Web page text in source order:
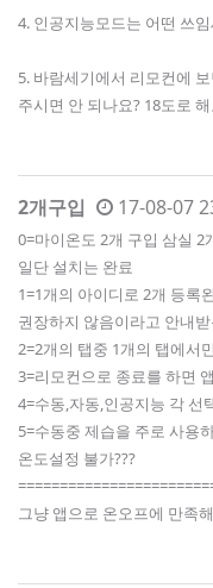
4. 인공지능모드는 어떤 쓰
5. 바람세기에서 리모컨에
주시면 안 되나요? 18도로
2개구입 17-08-07
0=마이온도 2개 구입 삼실 2
일단 설치는 완료
1=1개의 아이디로 2개 등록
권장하지 않음이라고 안내
2=2개의 탭중 1개의 탭에서
3=리모컨으로 종료를 하면
4=수동,자동,인공지능 각 선
5=수동중 제습을 주로 사용
온도설정 불가???
그냥 앱으로 온오프에 만족